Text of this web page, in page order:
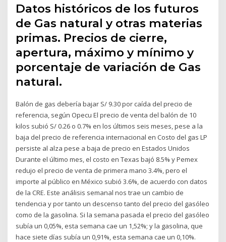
Datos históricos de los futuros
de Gas natural y otras materias
primas. Precios de cierre,
apertura, máximo y mínimo y
porcentaje de variación de Gas
natural.
Balón de gas debería bajar S/ 9.30 por caída del precio de
referencia, según Opecu El precio de venta del balón de 10
kilos subió S/ 0.26 o 0.7% en los últimos seis meses, pese a la
baja del precio de referencia internacional en Costo del gas LP
persiste al alza pese a baja de precio en Estados Unidos
Durante el último mes, el costo en Texas bajó 8.5% y Pemex
redujo el precio de venta de primera mano 3.4%, pero el
importe al público en México subió 3.6%, de acuerdo con datos
de la CRE. Este análisis semanal nos trae un cambio de
tendencia y por tanto un descenso tanto del precio del gasóleo
como de la gasolina. Si la semana pasada el precio del gasóleo
subía un 0,05%, esta semana cae un 1,52%; y la gasolina, que
hace siete días subía un 0,91%, esta semana cae un 0,10%.